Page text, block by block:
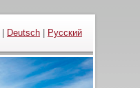
Deutsch Русский